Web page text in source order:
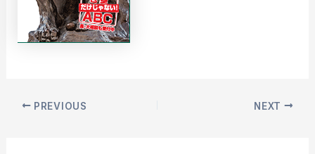
PREVIOUS NEXT